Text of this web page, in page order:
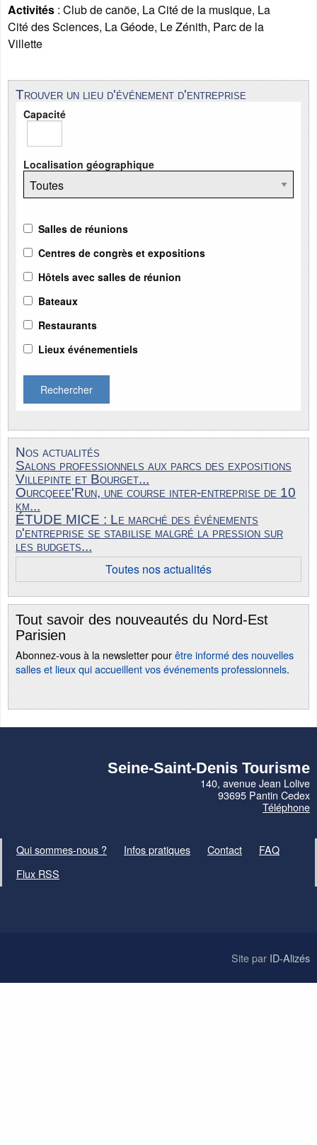
Activités : Club de canöe, La Cité de la musique, La
Cité des Sciences, La Géode, Le Zénith, Parc de la
Villette
Trouver un lieu d'événement d'entreprise
Capacité
Localisation géographique
Salles de réunions
Centres de congrès et expositions
Hôtels avec salles de réunion
Bateaux
Restaurants
Lieux événementiels
Rechercher
Nos actualités
Salons professionnels aux parcs des expositions
Villepinte et Bourget...
Ourcqeee'Run, une course inter-entreprise de 10
km...
ÉTUDE MICE : Le marché des événements
d'entreprise se stabilise malgré la pression sur
les budgets...
Toutes nos actualités
Tout savoir des nouveautés du Nord-Est
Parisien
Abonnez-vous à la newsletter pourêtre informé des nouvelles
salles et lieux qui accueillent vos événements professionnels.
Seine-Saint-Denis Tourisme
140, avenue Jean Lolive
93695 Pantin Cedex
Téléphone
Qui sommes-nous ? Infos pratiques Contact
FAQ
Flux RSS
Site par ID-Alizés